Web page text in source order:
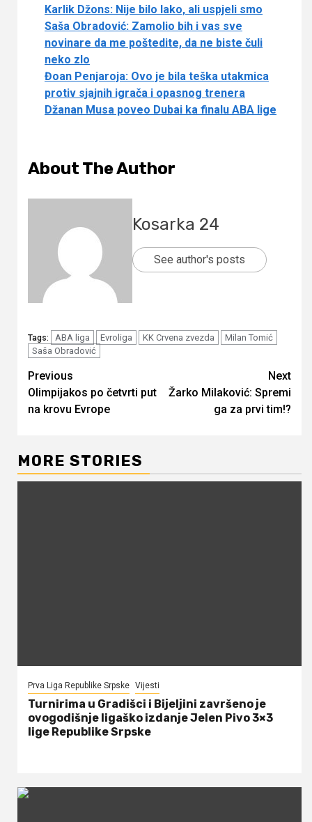
Karlik Džons: Nije bilo lako, ali uspjeli smo
Saša Obradović: Zamolio bih i vas sve
novinare da me poštedite, da ne biste čuli
neko zlo
Đoan Penjaroja: Ovo je bila teška utakmica
protiv sjajnih igrača i opasnog trenera
Džanan Musa poveo Dubai ka finalu ABA lige
About The Author
Kosarka 24
See author's posts
Tags: ABA liga Evroliga KK Crvena zvezda
Milan Tomić
Saša Obradović
Continue
Reading
Previous
Olimpijakos po četvrti put
na krovu Evrope
Next
Žarko Milaković: Spremi
ga za prvi tim!?
MORE STORIES
Prva Liga Republike Srpske Vijesti
Turnirima u Gradišci i Bijeljini završeno je
ovogodišnje ligaško izdanje Jelen Pivo 3×3
lige Republike Srpske